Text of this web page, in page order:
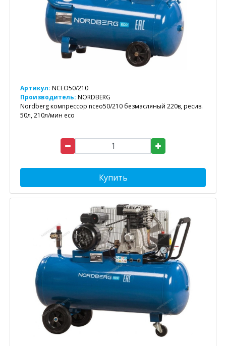
Артикул: NCEO50/210
Производитель: NORDBERG
Nordberg компрессор nceo50/210 безмасляный 220в, ресив.
50л, 210л/мин eco
Купить